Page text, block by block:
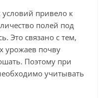
привело к
полей под
Это связано с тем,
урожаев почву
Поэтому при
учитывать